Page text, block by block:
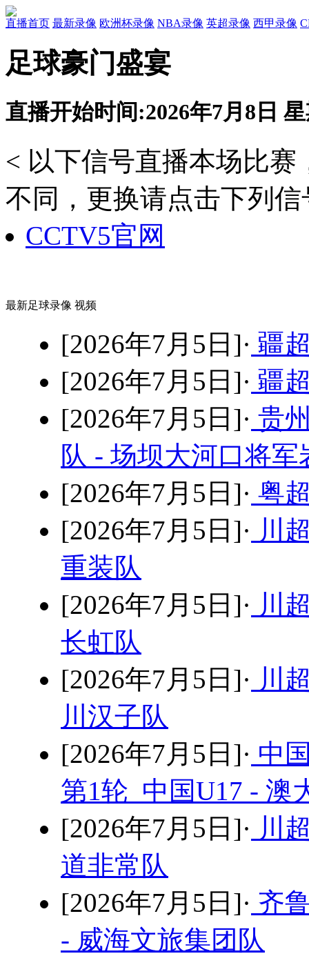
直播首页 最新录像 欧洲杯录像 NBA录像 英超录像 西甲录像
足球豪门盛宴
直播开始时间:2026年7月8日
< 以下信号直播本场比
不同，更换请点击下列信
CCTV5官网
最新足球录像 视频
[2026年7月5日]· 疆
[2026年7月5日]· 疆
[2026年7月5日]· 贵
队 - 场坝大河口将军
[2026年7月5日]· 粤
[2026年7月5日]· 川
重装队
[2026年7月5日]· 川
长虹队
[2026年7月5日]· 川
川汉子队
[2026年7月5日]· 中
第1轮 中国U17 - 澳
[2026年7月5日]· 川
道非常队
[2026年7月5日]· 齐
- 威海文旅集团队